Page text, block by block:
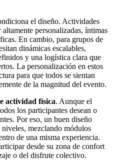
el diseño. Actividades
personalizadas, íntimas
En cambio, para grupos de
dinámicas escalables,
y una logística clara que
La personalización en estos
para que todos se sientan
de la magnitud del evento.
actividad física. Aunque el
los participantes desean o
Por eso, un buen diseño
mezclando módulos
de una misma experiencia.
desde su zona de confort
o del disfrute colectivo.